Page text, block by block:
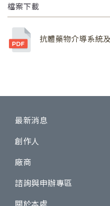
檔案下載
抗體藥物介導系統
最新消息
創作人
廠商
諮詢與申辦專區